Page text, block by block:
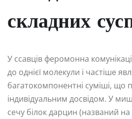
складних
У ссавців феромонна
до однієї молекули і частіше
багатокомпонентні суміші, що
індивідуальним досвідом. У
сечу білок дарцин (названий на